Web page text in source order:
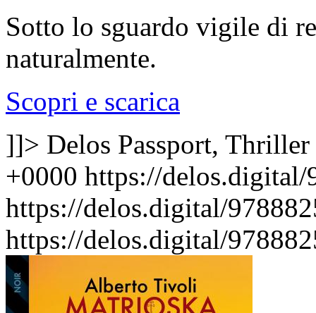
Sotto lo sguardo vigile di
naturalmente.
Scopri e scarica
]]> Delos Passport, Thriller
+0000 https://delos.digital/
https://delos.digital/
https://delos.digital/